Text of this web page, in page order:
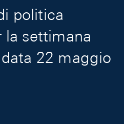
politica
la settimana
22 maggio